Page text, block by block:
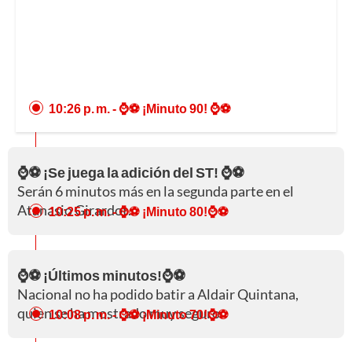
10:26 p. m.- ⌚⚽ ¡Minuto 90! ⌚⚽
⌚⚽ ¡Se juega la adición del ST! ⌚⚽
Serán 6 minutos más en la segunda parte en el
Atanasio Girardot.
10:25 p. m.- ⌚⚽ ¡Minuto 80!⌚⚽
⌚⚽ ¡Últimos minutos!⌚⚽
Nacional no ha podido batir a Aldair Quintana,
quien se ha mostrado muy seguro.
10:08 p. m.- ⌚⚽ ¡Minuto 70!⌚⚽